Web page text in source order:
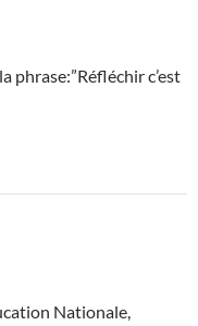
phrase:”Réfléchir c’est
Nationale,